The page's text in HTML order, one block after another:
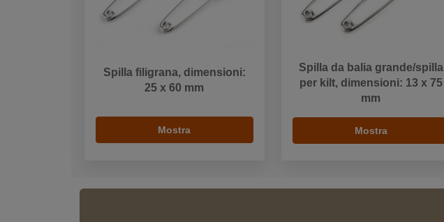
Spilla filigrana, dimensioni:
25 x 60 mm
Mostra
Spilla da balia grande/spilla
per kilt, dimensioni: 13 x 75
mm
Mostra